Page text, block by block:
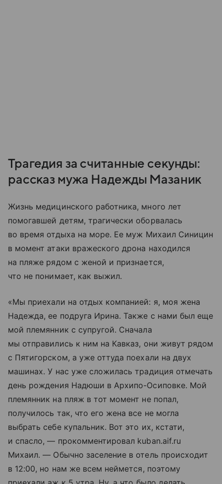
Трагедия за считанные секунды:
рассказ мужа Надежды Мазаник
Жизнь медицинского работника, много лет
помогавшей детям, трагически оборвалась
во время отдыха на море. Ее муж Михаил Синицин
в момент атаки вражеского дрона находился
на пляже рядом с женой и признается,
что не понимает, как выжил.
«Мы приехали на отдых компанией: я, моя жена
Надежда, ее подруга Ирина. Также с нами был еще
мой племянник с супругой. Сначала
мы отправились к ним на Кавказ, они живут рядом
с Пятигорском, а уже оттуда поехали на двух
машинах. У нас уже сложилась традиция отмечать
день рождения Надюши в Архипо-Осиповке. Мой
племянник на пляж в тот момент не попал,
получилось так, что его жена все не могла
выбрать себе купальник. Вот это их, кстати,
и спасло, — прокомментировал kuban.aif.ru
Михаил. — Обычно заселение в отель происходит
в 12:00, но нам же всем неймется, поэтому